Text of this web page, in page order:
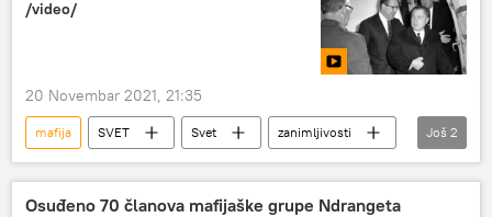
/video/
20 Novembar 2021, 21:35
mafija SVET Svet
zanimljivosti
FBI
Sjedinjene Američke Države
Još 2
Osuđeno 70 članova mafijaške grupe Ndrangeta